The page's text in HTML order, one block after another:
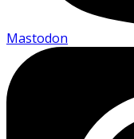
Mastodon